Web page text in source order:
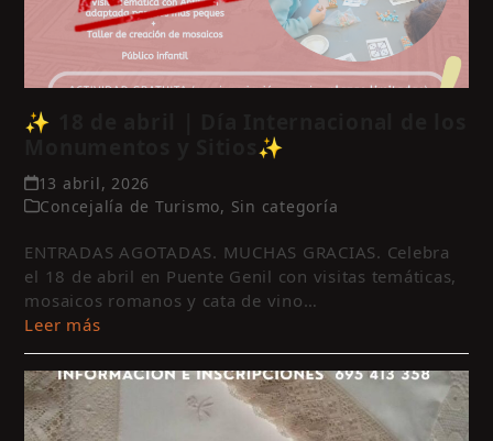
✨ 18 de abril | Día Internacional de los
Monumentos y Sitios✨
13 abril, 2026
Concejalía de Turismo, Sin categoría
ENTRADAS AGOTADAS. MUCHAS GRACIAS. Celebra
el 18 de abril en Puente Genil con visitas temáticas,
mosaicos romanos y cata de vino…
Leer más